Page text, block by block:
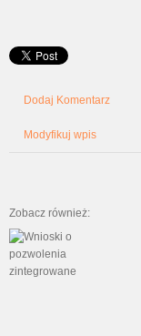
Dodaj Komentarz
Modyfikuj wpis
Zobacz również: